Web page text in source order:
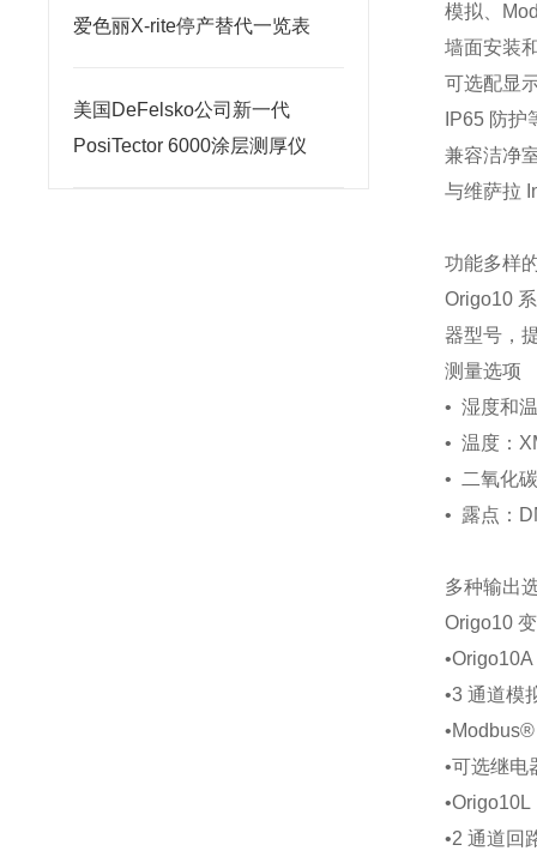
爱色丽X-rite停产替代一览表
美国DeFelsko公司新一代
PosiTector 6000涂层测厚仪
模拟、
墙面安装
可选配显
IP65 防护
兼容洁净
与维萨拉
功能多样
Origo10
器型号，
测量选项
• 湿度和
• 温度：
• 二氧化
• 露点：
多种输出
Origo10
•3 通道模
•可选继电
•2 通道回